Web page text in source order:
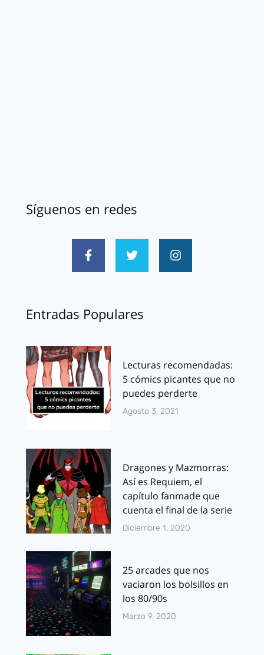
Síguenos en redes
Entradas Populares
Lecturas recomendadas:
5 cómics picantes que no
puedes perderte
Agosto 3, 2021
Dragones y Mazmorras:
Así es Requiem, el
capítulo fanmade que
cuenta el final de la serie
Diciembre 1, 2020
25 arcades que nos
vaciaron los bolsillos en
los 80/90s
Marzo 9, 2020